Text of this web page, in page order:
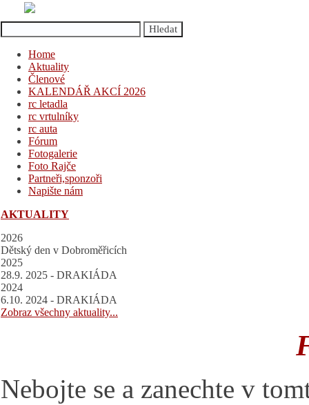
Home
Aktuality
Členové
KALENDÁŘ AKCÍ 2026
rc letadla
rc vrtulníky
rc auta
Fórum
Fotogalerie
Foto Rajče
Partneři,sponzoři
Napište nám
AKTUALITY
2026
Dětský den v Dobroměřicích
2025
28.9. 2025 - DRAKIÁDA
2024
6.10. 2024 - DRAKIÁDA
Zobraz všechny aktuality...
Nebojte se a zanechte v